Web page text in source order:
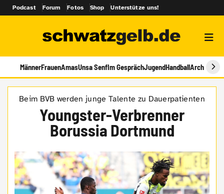
Podcast Forum Fotos Shop Unterstütze uns!
MännerFrauenAmasUnsa SenfIm GesprächJugendHandballArchiv
Beim BVB werden junge Talente zu Dauerpatienten
Youngster-Verbrenner
Borussia Dortmund